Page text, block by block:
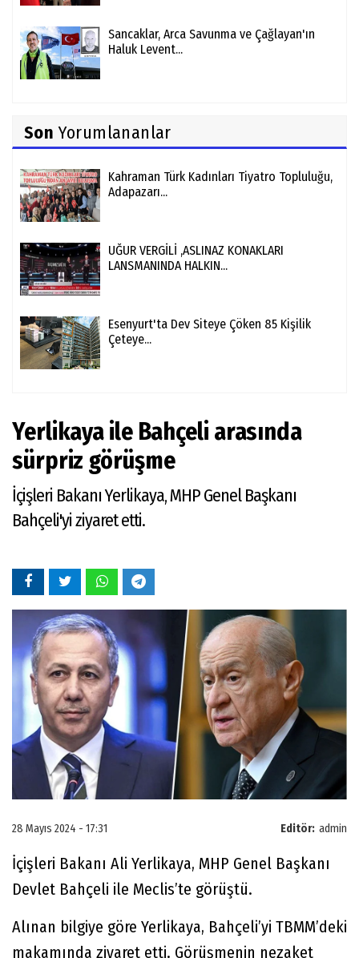
Sancaklar, Arca Savunma ve Çağlayan'ın
Haluk Levent...
Son Yorumlananlar
Kahraman Türk Kadınları Tiyatro Topluluğu,
Adapazarı...
UĞUR VERGİLİ ,ASLINAZ KONAKLARI
LANSMANINDA HALKIN...
Esenyurt'ta Dev Siteye Çöken 85 Kişilik
Çeteye...
Yerlikaya ile Bahçeli arasında
sürpriz görüşme
İçişleri Bakanı Yerlikaya, MHP Genel Başkanı
Bahçeli'yi ziyaret etti.
Editör: admin
28 Mayıs 2024 - 17:31
İçişleri Bakanı Ali Yerlikaya, MHP Genel Başkanı
Devlet Bahçeli ile Meclis’te görüştü.
Alınan bilgiye göre Yerlikaya, Bahçeli’yi TBMM’deki
makamında ziyaret etti. Görüşmenin nezaket